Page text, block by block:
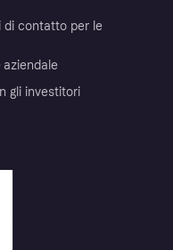
di contatto per le
aziendale
gli investitori